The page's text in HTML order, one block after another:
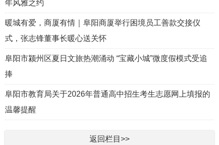
年风雅之约
暖城有爱，商厦有情｜阜阳商厦举行困境员工善款交接仪
式，张志锋董事长暖心送关怀
阜阳市颍州区夏日文旅热潮涌动 “宝藏小城”微度假模式受追
捧
阜阳市教育局关于2026年普通高中招生考生志愿网上填报的
温馨提醒
返回栏目>>